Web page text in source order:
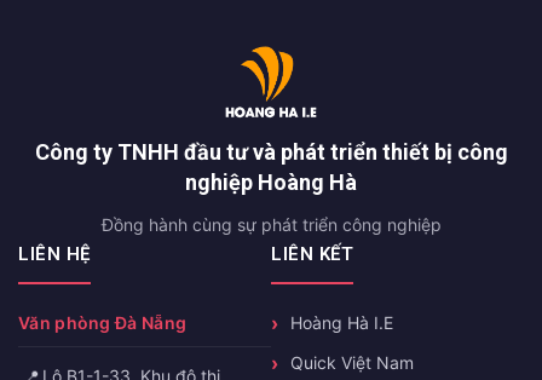
Công ty TNHH đầu tư và phát triển thiết bị công
nghiệp Hoàng Hà
Đồng hành cùng sự phát triển công nghiệp
LIÊN HỆ
Văn phòng Đà Nẵng
Lô B1-1-33, Khu đô thị
LIÊN KẾT
Hoàng Hà I.E
Quick Việt Nam